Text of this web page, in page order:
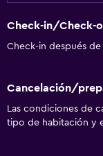
Cafetera
Máquina
Máquina
Piscina y spa
Check-in/Check-
Check-in después
Cancelación/
Las condiciones de
tipo de habitación y